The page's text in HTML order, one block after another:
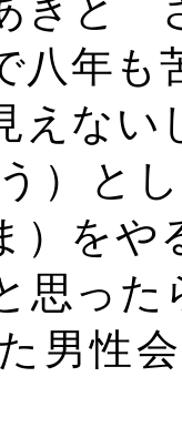
きと
八年
えない
）と
）を
思っ
男性